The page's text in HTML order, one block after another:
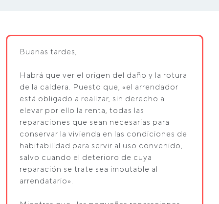
Buenas tardes,
Habrá que ver el origen del daño y la rotura
de la caldera. Puesto que, «el arrendador
está obligado a realizar, sin derecho a
elevar por ello la renta, todas las
reparaciones que sean necesarias para
conservar la vivienda en las condiciones de
habitabilidad para servir al uso convenido,
salvo cuando el deterioro de cuya
reparación se trate sea imputable al
arrendatario».